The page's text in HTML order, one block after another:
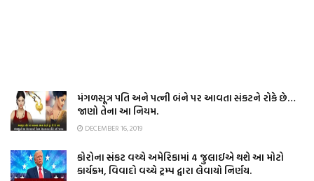
મંગળસૂત્ર પતિ અને પત્ની બંને પર આવતા સંકટને રોકે છે…
જાણો તેના આ નિયમ.
DECEMBER 16, 2019
કોરોના સંકટ વચ્ચે અમેરિકામાં 4 જુલાઈએ થશે આ મોટો
કાર્યક્રમ, વિવાદો વચ્ચે ટ્રમ્પ દ્વારા લેવાયો નિર્ણય.